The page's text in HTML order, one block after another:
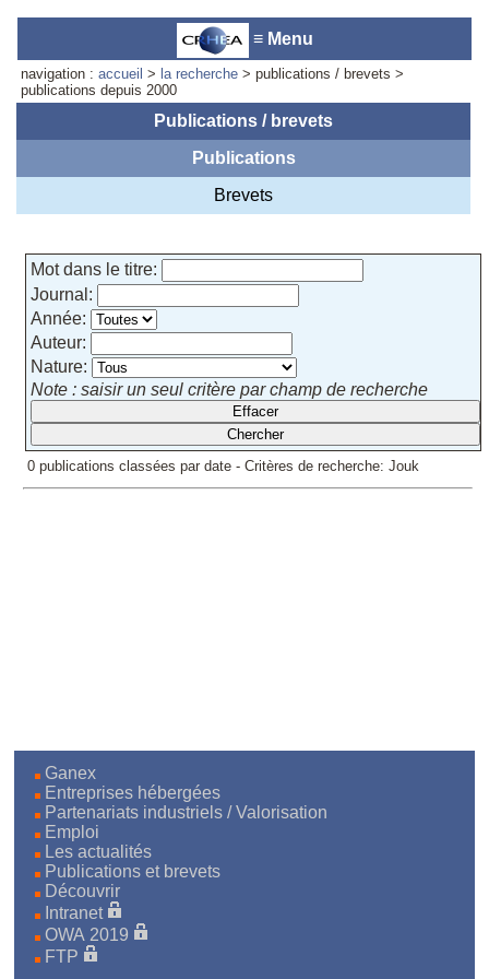
≡ Menu
navigation :accueil > la recherche > publications / brevets >
publications depuis 2000
Publications / brevets
Publications
Brevets
Mot dans le titre:
Journal:
Année:
Auteur:
Nature:
Note : saisir un seul critère par champ de recherche
0 publications classées par date - Critères de recherche: Jouk
Ganex
Entreprises hébergées
Partenariats industriels / Valorisation
Emploi
Les actualités
Publications et brevets
Découvrir
Intranet
OWA 2019
FTP
Accueil du laboratoire :
Marie Cornuet
Téléphone: +33 4 93 95 42 00